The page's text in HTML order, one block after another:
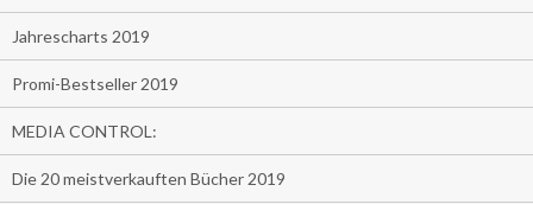
Jahrescharts 2019
Promi-Bestseller 2019
MEDIA CONTROL:
Die 20 meistverkauften Bücher 2019